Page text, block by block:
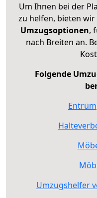
Um Ihnen bei der
zu helfen, bieten
Umzugsoptionen,
nach Breiten an.
Folgende
Umzugshelfer